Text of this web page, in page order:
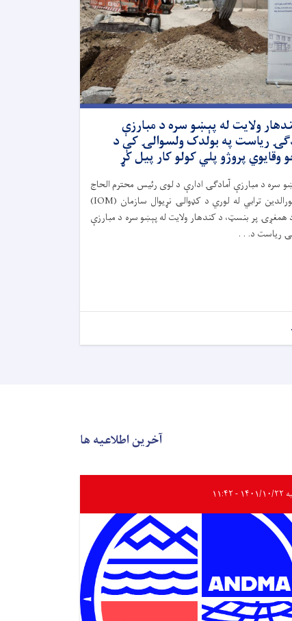
ولایت له پېښو سره د مبارزې
ریاست په بولدک ولسوالۍ کې د
وقایوي پروژو پلي کولو کار پیل کړ
سره د مبارزې آمادګۍ ادارې د لوی رئیس محترم الحاج
ملا نورالدین ترابي له لوري د کډوالۍ نړیوال سازمان (IOM)
همغږۍ پر بنسټ، د کندهار ولایت له پېښو سره د مبارزې
ریاست د. . .
آخرین اطلاعیه ها